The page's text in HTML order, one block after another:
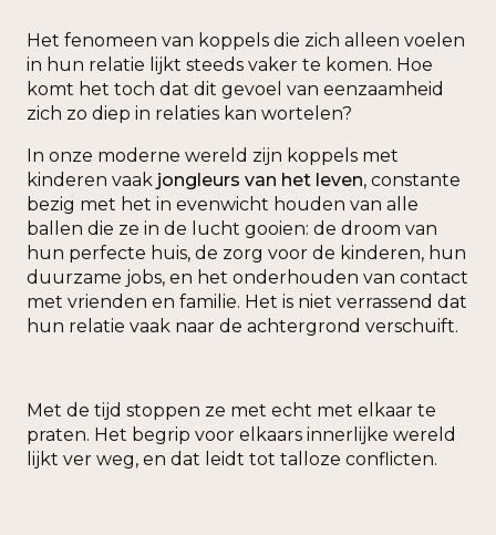
Het fenomeen van koppels die zich alleen voelen
in hun relatie lijkt steeds vaker te komen. Hoe
komt het toch dat dit gevoel van eenzaamheid
zich zo diep in relaties kan wortelen?
In onze moderne wereld zijn koppels met
kinderen vaak jongleurs van het leven, constante
bezig met het in evenwicht houden van alle
ballen die ze in de lucht gooien: de droom van
hun perfecte huis, de zorg voor de kinderen, hun
duurzame jobs, en het onderhouden van contact
met vrienden en familie. Het is niet verrassend dat
hun relatie vaak naar de achtergrond verschuift.
Met de tijd stoppen ze met echt met elkaar te
praten. Het begrip voor elkaars innerlijke wereld
lijkt ver weg, en dat leidt tot talloze conflicten.